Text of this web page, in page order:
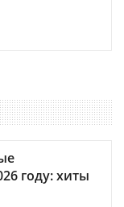
году: хиты